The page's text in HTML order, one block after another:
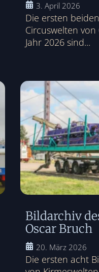
3. April 2026
Die ersten
Circuswelten
Jahr 2026 sind...
Bildarchiv
Oscar Bruch
20. März 2026
Die ersten acht